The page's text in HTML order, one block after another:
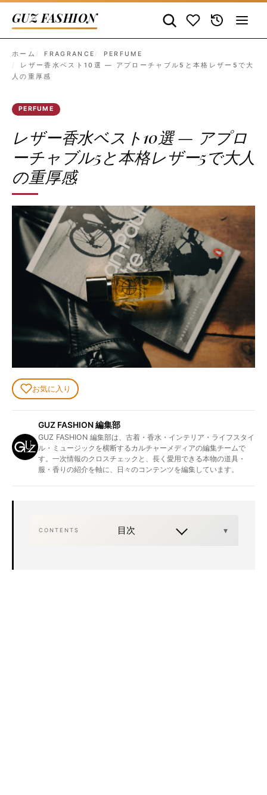
GUZ FASHION
ホーム FRAGRANCE
PERFUME
レザー香水ベスト10選 — アプローチャブル5と本格レザー5で大
人の重厚感
PERFUME
レザー香水ベスト10選 — アプロ
ーチャブル5と本格レザー5で大人
の重厚感
お気に入り
GUZ FASHION 編集部
GUZ FASHION 編集部は、古着・香水・インテリア・ライフスタイ
ル・ミュージックを横断するカルチャーメディアの編集チームで
す。一次情報のクロスチェックと、長く愛用できる本物の道具・
服・香りの紹介を軸に、日々のコンテンツを編集しています。
CONTENTS 目次